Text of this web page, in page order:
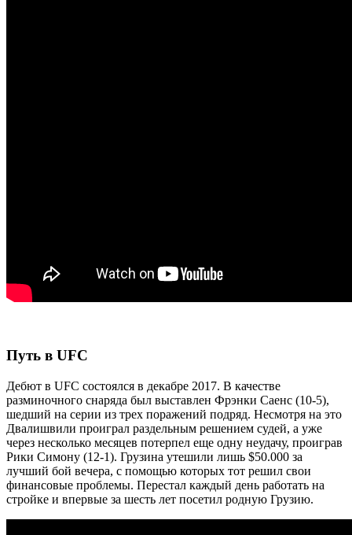
Путь в UFC
Дебют в UFC состоялся в декабре 2017. В качестве
разминочного снаряда был выставлен Фрэнки Саенс (10-5),
шедший на серии из трех поражений подряд. Несмотря на это
Двалишвили проиграл раздельным решением судей, а уже
через несколько месяцев потерпел еще одну неудачу, проиграв
Рики Симону (12-1). Грузина утешили лишь $50.000 за
лучший бой вечера, с помощью которых тот решил свои
финансовые проблемы. Перестал каждый день работать на
стройке и впервые за шесть лет посетил родную Грузию.